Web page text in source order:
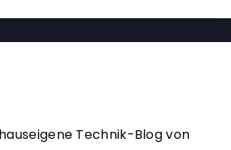
Technik-Blog von